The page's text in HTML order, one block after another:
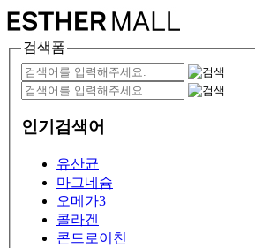
검색폼
인기검색어
유산균
마그네슘
오메가3
콜라겐
콘드로이친